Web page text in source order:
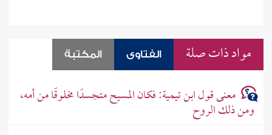
مواد ذات صلة الفتاوى المكتبة
معنى قول ابن تيمية: فكان المسيح متجسدًا مخلوقًا من أمه،
ومن ذلك الروح